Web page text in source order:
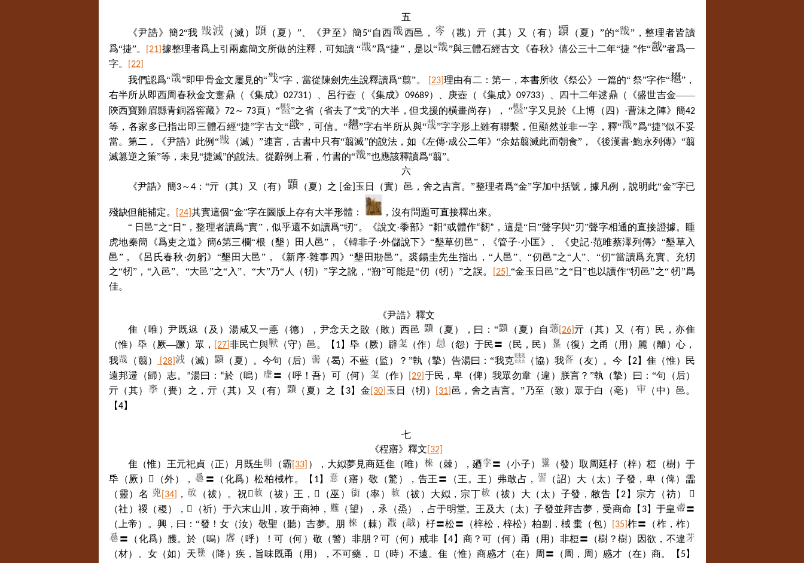
五
《尹誥》簡2“我 （滅） （夏）”、《尹至》簡5“自西 西邑， （戡）亓（其）又（有） （夏）”的“
”，整理者皆讀
爲“捷”。
[21] 據整理者爲上引兩處簡文所做的注釋，可知讀 “ ”爲“捷”，是以“ ”與三體石經古文《春秋》僖公三十二年“捷 ”作“
”者爲一
字。
[22]
我們認爲“ ”即甲骨金文屢見的“ ”字，當從陳劍先生說釋讀爲“翦”。 [23] 理由有二：第一，本書所收《祭公》一篇的“ 祭”字作“
”，
右半所从即西周春秋金文㚄鼎 （《集成》02731）、呂行壺（《集成》 09689）、庚壺（《集成》 09733）、四十二年逑鼎（《盛世吉金——
陝西寶雞眉縣青銅器窖藏》
72～73頁）“ ”之省（省去了“戈”的大半，但戈援的橫畫尚存）， “ ”字又見於《上博（四）·曹沫之陣》簡42
等，各家多已指出即三體石經“捷”字古文“ ”，可信。“ ”字右半所从與“ ”字字形上雖有聯繫，但顯然並非一字，釋“
”爲“捷”似不妥
當。第二，《尹誥》此例“
（滅）”連言，古書中只有“翦滅”的說法，如《左傳·成公二年》“余姑翦滅此而朝食”，《後漢書·鮑永列傳》“翦
滅篡逆之策”等，未見“捷滅”的說法。從辭例上看，竹書的“
”也應該釋讀爲“翦”。
六
《尹誥》簡3～4：“亓（其）又（有） （夏）之 金 玉日（實）邑，舍之吉言。”整理者爲“金”字加中括號，據凡例，說明此“金”字已
殘缺但能補定。 [24] 其實這個“金”字在圖版上存有大半形體：
，沒有問題可直接釋出來。
“ 日邑”之“日”，整理者讀爲“實”，似乎還不如讀爲“牣”。《說文·黍部》“䵒”或體作“䵑”， 這是“日”聲字與“刃”聲字相通的直接證據。睡
虎地秦簡《爲吏之道》簡6第三欄“根（墾）田人邑”，《韓非子·外儲說下》“墾草仞邑”，《管子·小匡》、《史記·范雎蔡澤列傳》“墾草入
邑”，《呂氏春秋·勿躬》“墾田大邑”，《新序·雜事四》“墾田剙邑”。裘錫圭先生指出，“人邑”、“仞邑”之“人”、“仞”當讀爲充實、充牣
之“牣”，“入邑”、“大邑”之“入”、“大”乃“人（牣）”字之訛，“剙”可能是“仞（牣）”之誤。
[25] “金玉日邑”之“日”也以讀作“牣邑”之“ 牣”爲
佳。
《尹誥》釋文
隹（唯）尹既﨤（及）湯咸又一悳（德），尹念天之贁（敗）西邑
（夏），曰：“ （夏）自 [26] 亓（其）又（有）民，亦隹
（惟）氒（厥—蹶）眾，
[27]非民亡與 （守）邑。【 1 】氒（厥）辟 （作） （怨）于民〓（民，民）
（復）之甬（用）麗（離）心，
我
（翦） [28] （滅） （夏）。今句（后） （曷）不藍（監）？”執（摯）告湯曰：“我克 （協）我 （友）。今【2】隹（惟）民
遠邦䢜 （歸）志。”湯曰：“於（嗚） 〓（呼！吾）可（何） （作） [29] 于民，卑（俾）我眾勿韋（違）朕言？”執（摯）曰：“句（后）
亓（其）
（賚）之，亓（其）又（有） （夏）之【 3】金 [30] 玉日（牣） [31] 邑，舍之吉言。”乃至（致）眾于白（亳）
（中）邑。
【4】
七
《程寤》釋文 [32]
隹（惟）王元祀貞（正）月既生 （霸 [33] ），大姒夢見商廷隹（唯） （棘），廼 〓（小子）
（發）取周廷杍（梓）梪（樹）于
氒（厥）
𨳿 （外）， 〓（化爲）松柏棫柞。【 1 】 （寤）敬（驚），告王〓（王。王）弗敢占，
（詔）大（太）子發，卑（俾）霝
（靈）名
[34] ， （祓）。祝𢗹 （祓）王， 𠳄 （巫） （率） （祓）大姒，宗丁 （祓）大（太）子發，敝告【 2 】宗方（祊）
𡉣
（社）禝（稷）， 𢗹 （祈）于六末山川，攻于商神， （望），氶（烝），占于明堂。王及大（太）子發並拜吉夢，受商命【 3】于皇
〓
（上帝）。興，曰：“發！女（汝）敬聖（聽）吉夢。朋
（棘） （ ）杍〓松〓（梓松，梓松）柏副，棫㯱 （包） [35] 柞〓（柞，柞）
〓（化爲）雘。於（嗚）
（呼）！可（何）敬（警）非朋？可（何）戒非【4 】商？可（何）甬（用）非梪〓（樹？樹）因欲，不違
（材）。女（如）天
（降）疾，旨味既甬（用），不可藥， 𠱾 （時）不遠。隹（惟）商慼才（在）周〓（周，周）慼才（在）商。【 5】